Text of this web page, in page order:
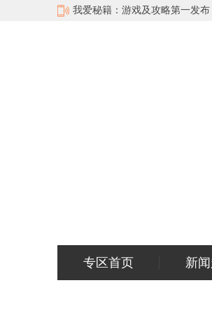
我爱秘籍：游戏及攻略第一发布
专区首页 新